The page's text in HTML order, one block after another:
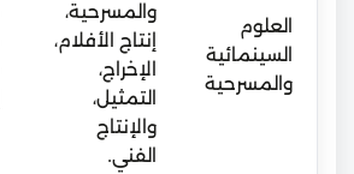
العلوم
السينمائية
والمسرحية
والمسرحية،
إنتاج الأفلام،
الإخراج،
التمثيل،
والإنتاج
الفني.